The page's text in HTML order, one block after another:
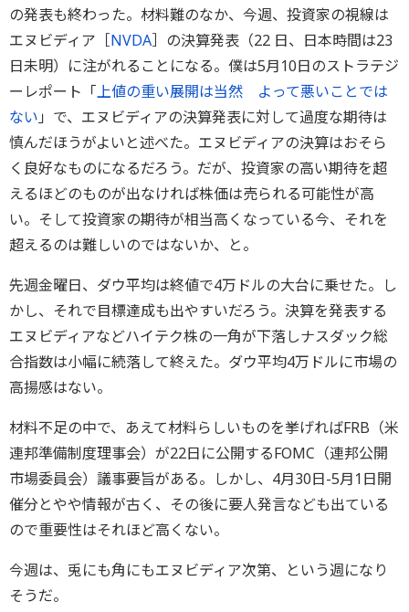
の発表も終わった。材料難のなか、今週、投資家の視線は
エヌビディア［NVDA］の決算発表（22 日、日本時間は23
日未明）に注がれることになる。僕は5月10日のストラテジ
ーレポート「上値の重い展開は当然 よって悪いことでは
ない 」で、エヌビディアの決算発表に対して過度な期待は
慎んだほうがよいと述べた。エヌビディアの決算はおそら
く良好なものになるだろう。だが、投資家の高い期待を超
えるほどのものが出なければ株価は売られる可能性が高
い。そして投資家の期待が相当高くなっている今、それを
超えるのは難しいのではないか、と。
先週金曜日、ダウ平均は終値で4万ドルの大台に乗せた。し
かし、それで目標達成も出やすいだろう。決算を発表する
エヌビディアなどハイテク株の一角が下落しナスダック総
合指数は小幅に続落して終えた。ダウ平均4万ドルに市場の
高揚感はない。
材料不足の中で、あえて材料らしいものを挙げればFRB（米
連邦準備制度理事会）が22日に公開するFOMC（連邦公開
市場委員会）議事要旨がある。しかし、4月30日-5月1日開
催分とやや情報が古く、その後に要人発言なども出ている
ので重要性はそれほど高くない。
今週は、兎にも角にもエヌビディア次第、という週になり
そうだ。